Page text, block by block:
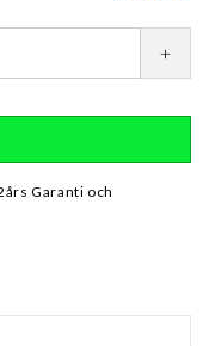
+
Garanti och